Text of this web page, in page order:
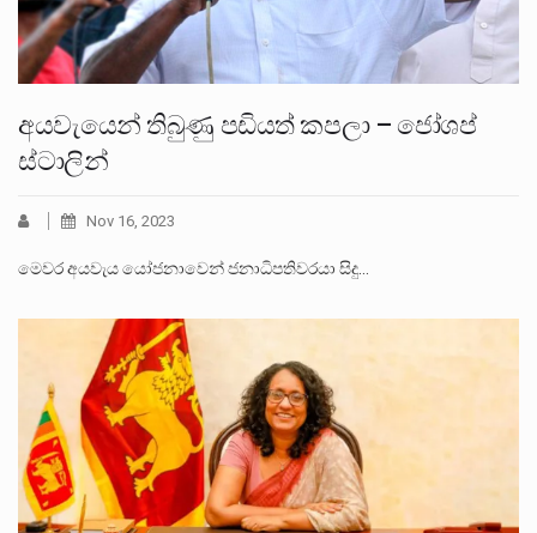
අයවැයෙන් තිබුණු පඩියත් කපලා – ජෝශප්
ස්ටාලින්
Nov 16, 2023
මෙවර අයවැය යෝජනාවෙන් ජනාධිපතිවරයා සිදු…